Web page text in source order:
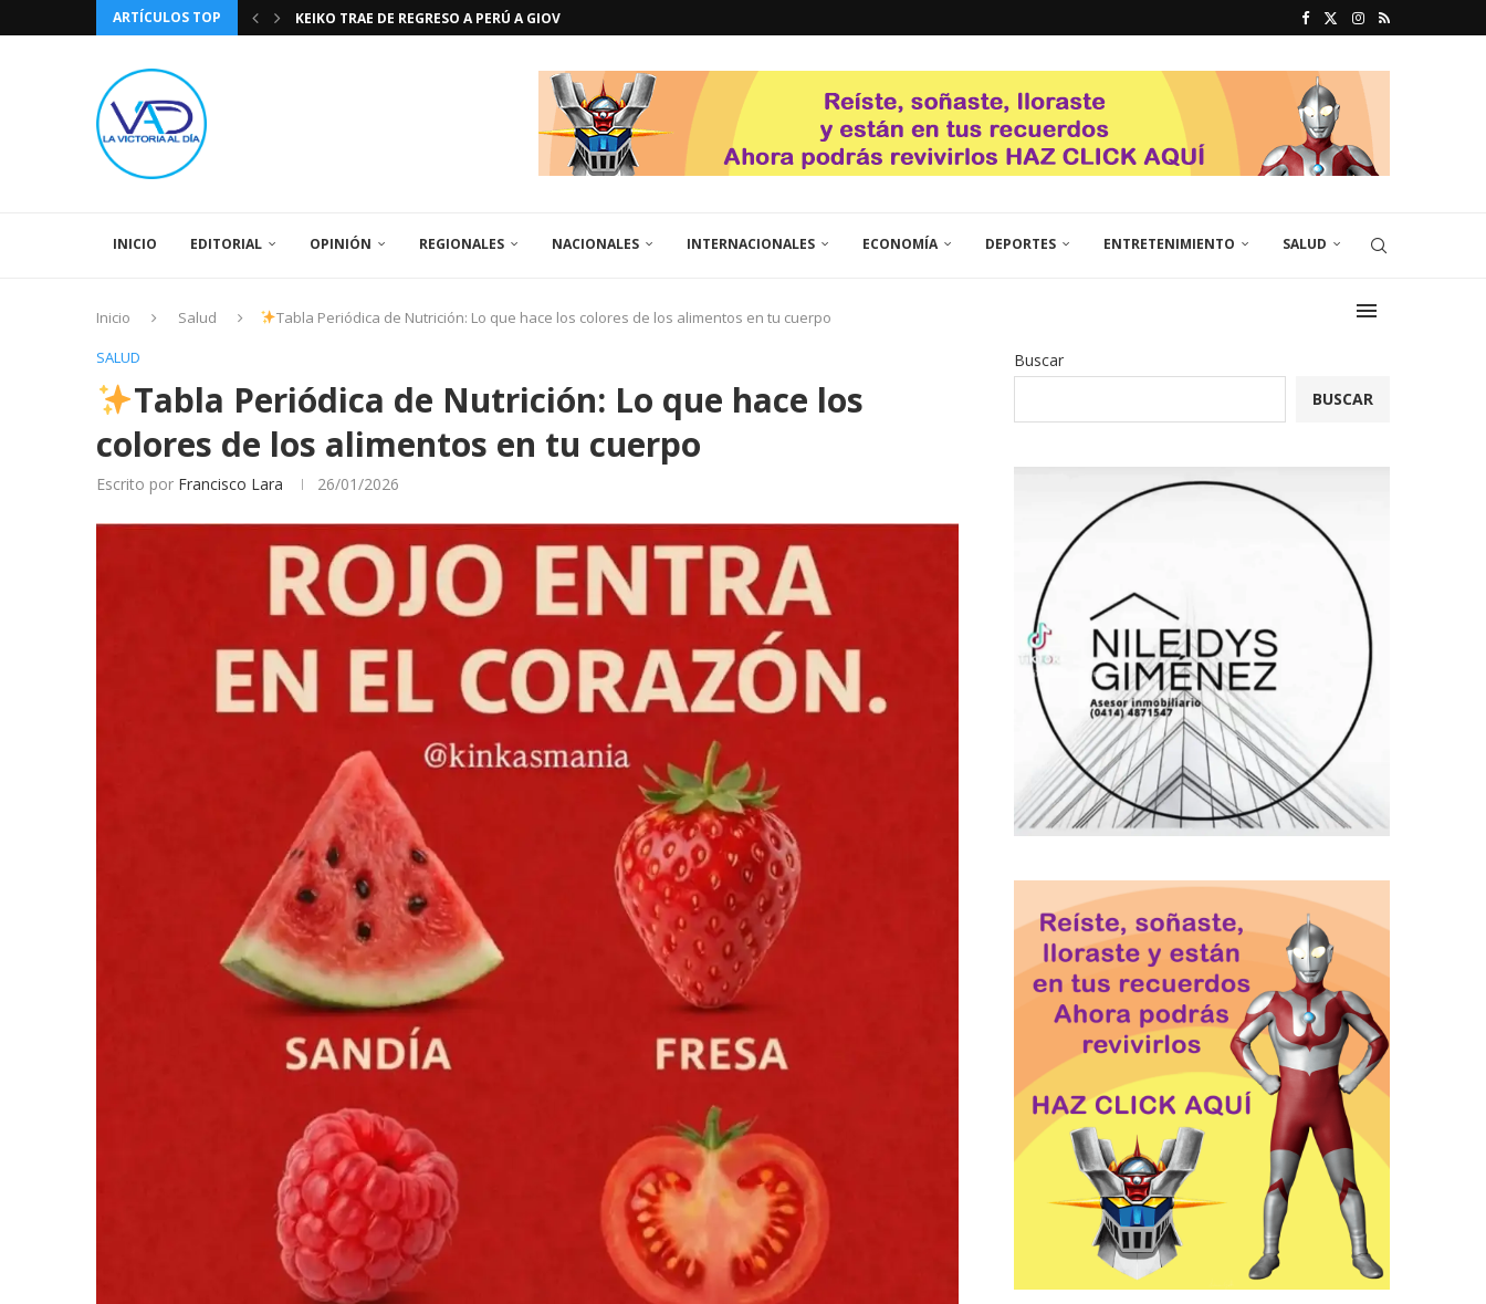
ARTÍCULOS TOP
TASA DE CAMBIO BCV 04 DE AGOSTO DE...
INICIO EDITORIAL OPINIÓN REGIONALES NACIONALES INTERNACIONALES ECONOMÍA DEPORTES ENTRETENIMIENTO SALUD
Inicio Salud
Tabla Periódica de Nutrición: Lo que hace los colores de los alimentos en tu cuerpo
SALUD
Tabla Periódica de Nutrición: Lo que hace los
colores de los alimentos en tu cuerpo
Escrito por Francisco Lara 26/01/2026
Buscar
BUSCAR